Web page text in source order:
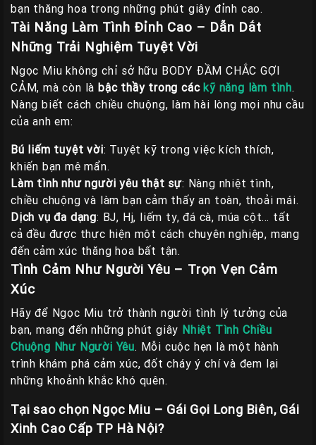
bạn thăng hoa trong những phút giây đỉnh cao.
Tài Năng Làm Tình Đỉnh Cao – Dẫn Dắt
Những Trải Nghiệm Tuyệt Vời
Ngọc Miu không chỉ sở hữu BODY ĐẦM CHẮC GỢI
CẢM, mà còn làbậc thầy trong cáckỹ năng làm tình.
Nàng biết cách chiều chuộng, làm hài lòng mọi nhu cầu
của anh em:
Bú liếm tuyệt vời: Tuyệt kỹ trong việc kích thích,
khiến bạn mê mẩn.
Làm tình như người yêu thật sự: Nàng nhiệt tình,
chiều chuộng và làm bạn cảm thấy an toàn, thoải mái.
Dịch vụ đa dạng: BJ, Hj, liếm ty, đá cà, múa cột… tất
cả đều được thực hiện một cách chuyên nghiệp, mang
đến cảm xúc thăng hoa bất tận.
Tình Cảm Như Người Yêu – Trọn Vẹn Cảm
Xúc
Hãy để Ngọc Miu trở thành người tình lý tưởng của
bạn, mang đến những phút giây Nhiệt Tình Chiều
Chuộng Như Người Yêu. Mỗi cuộc hẹn là một hành
trình khám phá cảm xúc, đốt cháy ý chí và đem lại
những khoảnh khắc khó quên.
Tại sao chọn Ngọc Miu – Gái Gọi Long Biên, Gái
Xinh Cao Cấp TP Hà Nội?